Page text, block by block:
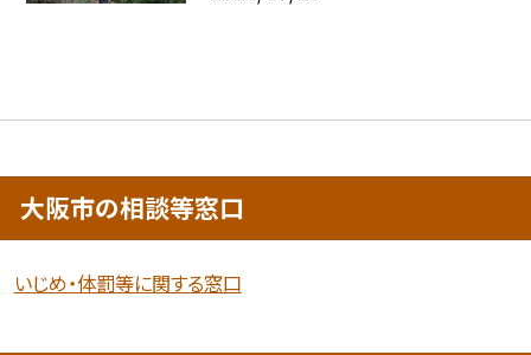
大阪市の相談等窓口
いじめ・体罰等に関する窓口